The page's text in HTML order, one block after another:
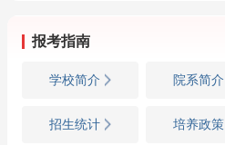
报考指南
学校简介 院系简介
招生统计 培养政策